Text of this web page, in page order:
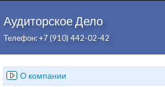
Аудиторское Дело
Телефон: +7 (910) 442-02-42
О компании